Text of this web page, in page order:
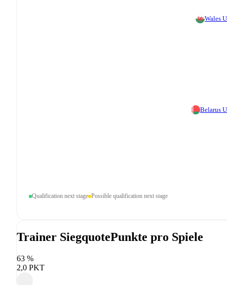
Wales
Belarus
Qualification next stage Possible qualification next stage
Trainer SiegquotePunkte pro Spiele
63 %
2,0 PKT